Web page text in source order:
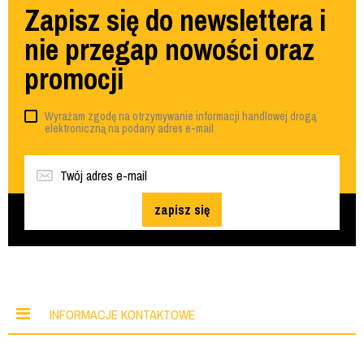
Zapisz się do newslettera i
nie przegap nowości oraz
promocji
Wyrażam zgodę na otrzymywanie informacji handlowej drogą
elektroniczną na podany adres e-mail
zapisz się
INFORMACJE KONTAKTOWE